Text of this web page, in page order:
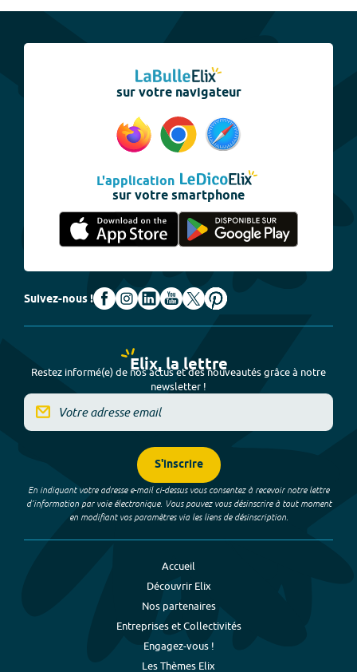
sur votre navigateur
L'application
sur votre smartphone
Suivez-nous !
Elix, la lettre
Restez informé(e) de nos actus et des nouveautés grâce à notre
newsletter !
S'inscrire
En indiquant votre adresse e-mail ci-dessus vous consentez à recevoir notre lettre
d’information par voie électronique. Vous pouvez vous désinscrire à tout moment
en modifiant vos paramètres via les liens de désinscription.
Accueil
Découvrir Elix
Nos partenaires
Entreprises et Collectivités
Engagez-vous !
Les Thèmes Elix